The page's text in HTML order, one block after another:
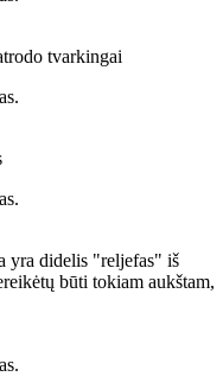
tvarkingai
yra didelis "reljefas" iš
būti tokiam aukštam,